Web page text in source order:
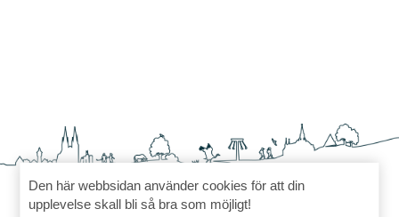
Den här webbsidan använder cookies för att din
upplevelse skall bli så bra som möjligt!